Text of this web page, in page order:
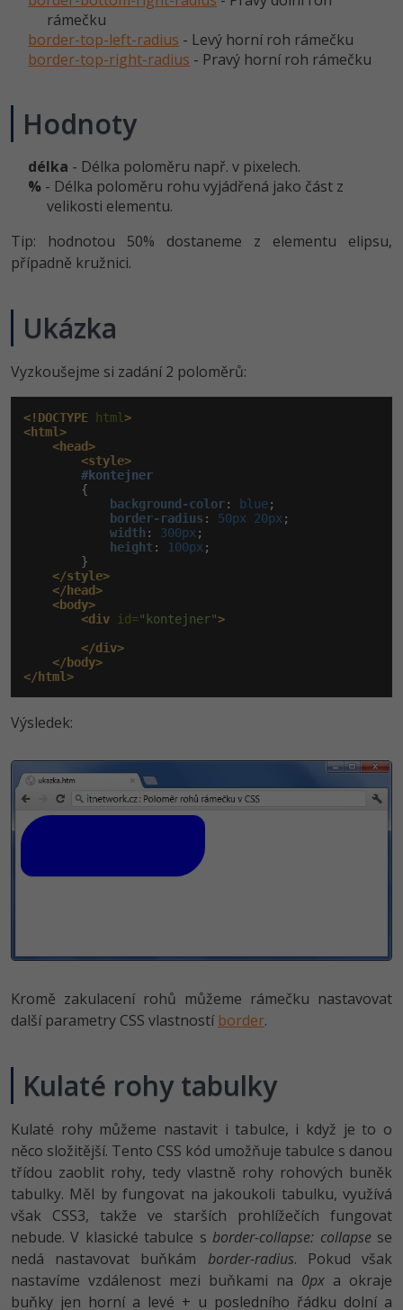
rámečku
border-top-left-radius - Levý horní roh rámečku
border-top-right-radius - Pravý horní roh rámečku
Hodnoty
délka - Délka poloměru např. v pixelech.
% - Délka poloměru rohu vyjádřená jako část z
velikosti elementu.
Tip: hodnotou 50% dostaneme z elementu elipsu,
případně kružnici.
Ukázka
Vyzkoušejme si zadání 2 poloměrů:
<!DOCTYPE html >
<html>
<head>
<style>
#kontejner
        {
background-color: blue;
border-radius : 50px 20px ;
width : 300px ;
height : 100px ;
        }
</style>
</head>
<body>
<div id="kontejner">
</div>
</body>
</html>
Výsledek:
Kromě zakulacení rohů můžeme rámečku nastavovat
další parametry CSS vlastností border.
Kulaté rohy tabulky
Kulaté rohy můžeme nastavit i tabulce, i když je to o
něco složitější. Tento CSS kód umožňuje tabulce s danou
třídou zaoblit rohy, tedy vlastně rohy rohových buněk
tabulky. Měl by fungovat na jakoukoli tabulku, využívá
však CSS3, takže ve starších prohlížečích fungovat
nebude. V klasické tabulce sborder-collapse: collapsese
nedá nastavovat buňkám border-radius. Pokud však
nastavíme vzdálenost mezi buňkami na 0px a okraje
buňky jen horní a levé + u posledního řádku dolní a